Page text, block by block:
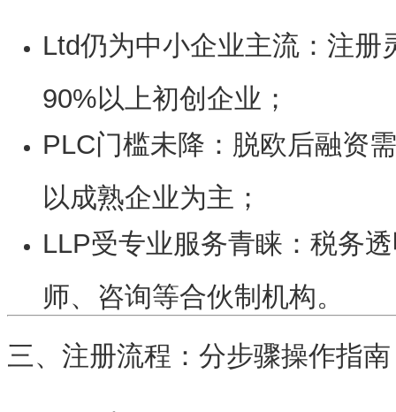
Ltd仍为中小企业主流 ：注
90%以上初创企业；
PLC门槛未降 ：脱欧后融资
以成熟企业为主；
LLP受专业服务青睐 ：税务
师、咨询等合伙制机构。
三、注册流程：分步骤操作指